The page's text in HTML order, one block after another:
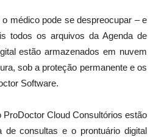
médico pode se despreocupar – e
todos os arquivos da Agenda de
estão armazenados em nuvem
sob a proteção permanente e os
Software.
ProDoctor Cloud Consultórios estão
de consultas e o prontuário digital